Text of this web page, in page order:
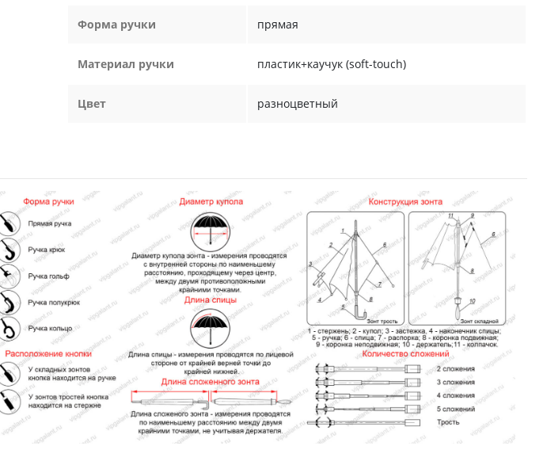
Форма ручки прямая
Материал ручки пластик+каучук (soft-touch)
Цвет разноцветный